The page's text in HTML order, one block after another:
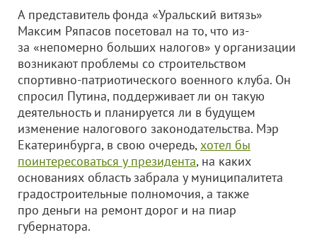
А представитель фонда «Уральский витязь»
Максим Ряпасов посетовал на то, что из-
за «непомерно больших налогов» у организации
возникают проблемы со строительством
спортивно-патриотического военного клуба. Он
спросил Путина, поддерживает ли он такую
деятельность и планируется ли в будущем
изменение налогового законодательства. Мэр
Екатеринбурга, в свою очередь,хотел бы
поинтересоваться у президента, на каких
основаниях область забрала у муниципалитета
градостроительные полномочия, а также
про деньги на ремонт дорог и на пиар
губернатора.